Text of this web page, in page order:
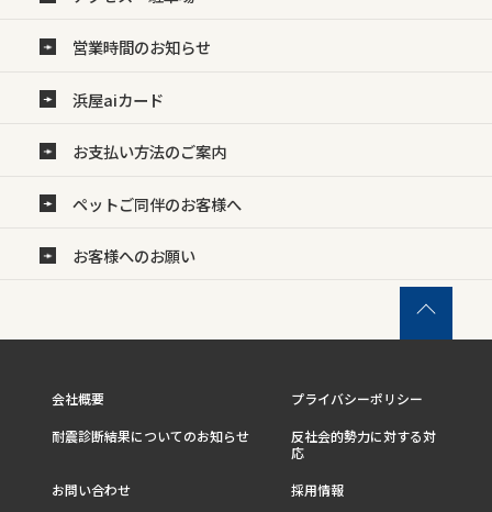
営業時間のお知らせ
浜屋aiカード
お支払い方法のご案内
ペットご同伴のお客様へ
お客様へのお願い
会社概要
プライバシーポリシー
耐震診断結果についてのお知らせ
反社会的勢力に対する対
応
お問い合わせ
採用情報